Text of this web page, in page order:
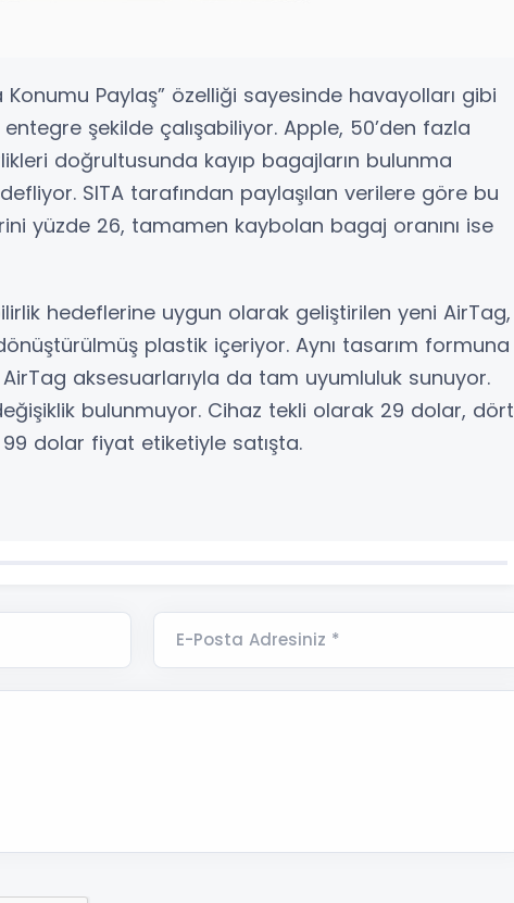
Konumu Paylaş” özelliği sayesinde havayolları gibi
şekilde çalışabiliyor. Apple, 50’den fazla
doğrultusunda kayıp bagajların bulunma
SITA tarafından paylaşılan verilere göre bu
yüzde 26, tamamen kaybolan bagaj oranını ise
hedeflerine uygun olarak geliştirilen yeni AirTag,
plastik içeriyor. Aynı tasarım formuna
aksesuarlarıyla da tam uyumluluk sunuyor.
bulunmuyor. Cihaz tekli olarak 29 dolar, dört
dolar fiyat etiketiyle satışta.
E-Posta Adresiniz *